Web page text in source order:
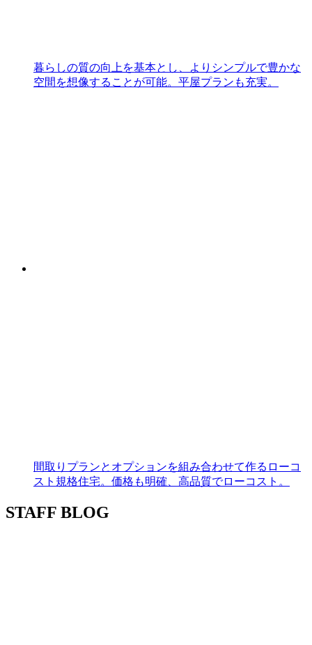
暮らしの質の向上を基本とし、よりシンプルで豊かな
空間を想像することが可能。平屋プランも充実。
間取りプランとオプションを組み合わせて作るローコ
スト規格住宅。価格も明確、高品質でローコスト。
STAFF BLOG